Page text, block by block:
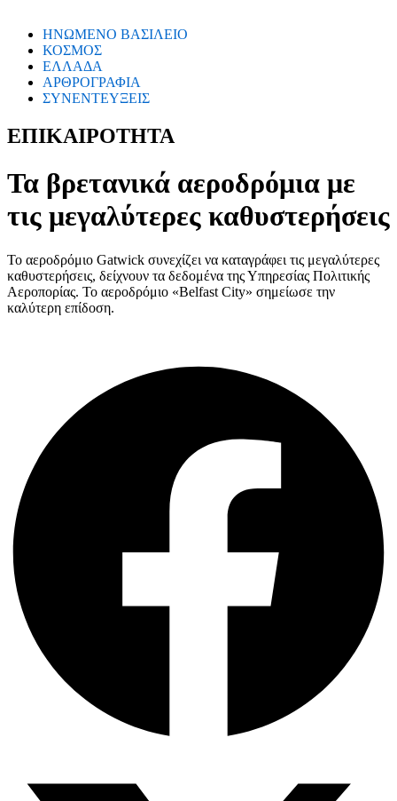
ΗΝΩΜΕΝΟ ΒΑΣΙΛΕΙΟ
ΚΟΣΜΟΣ
ΕΛΛΑΔΑ
ΑΡΘΡΟΓΡΑΦΙΑ
ΣΥΝΕΝΤΕΥΞΕΙΣ
ΕΠΙΚΑΙΡΟΤΗΤΑ
Τα βρετανικά αεροδρόμια με
τις μεγαλύτερες καθυστερήσεις
Το αεροδρόμιο Gatwick συνεχίζει να καταγράφει τις μεγαλύτερες
καθυστερήσεις, δείχνουν τα δεδομένα της Υπηρεσίας Πολιτικής
Αεροπορίας. Το αεροδρόμιο «Belfast City» σημείωσε την
καλύτερη επίδοση.